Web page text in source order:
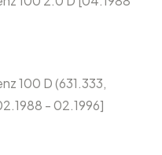
100 D (631.333,
- 02.1996]